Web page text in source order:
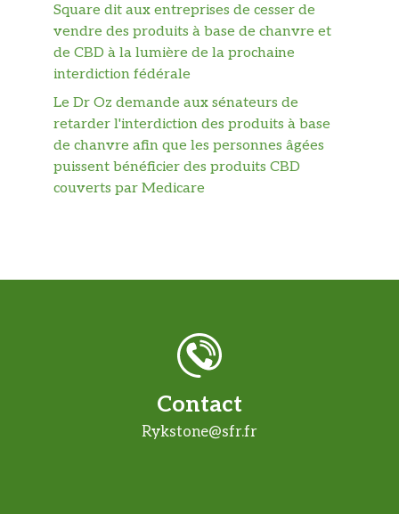
Square dit aux entreprises de cesser de
vendre des produits à base de chanvre et
de CBD à la lumière de la prochaine
interdiction fédérale
Le Dr Oz demande aux sénateurs de
retarder l'interdiction des produits à base
de chanvre afin que les personnes âgées
puissent bénéficier des produits CBD
couverts par Medicare
Contact
Rykstone@sfr.fr